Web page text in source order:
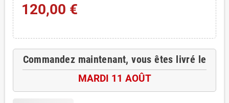
120,00 €
Commandez maintenant, vous êtes livré le
MARDI 11 AOÛT